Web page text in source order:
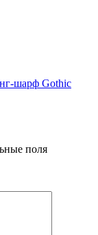
шарф Gothic
поля